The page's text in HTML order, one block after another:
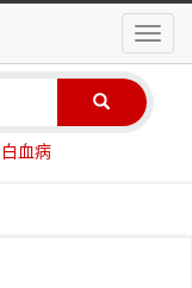
导
航
白血病